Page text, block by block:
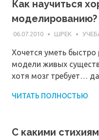
Как научиться
моделированию?
06.07.2010 ШРЕК
Хочется уметь
модели живых
хотя мозг требует…
ЧИТАТЬ ПОЛНОСТЬЮ
С какими